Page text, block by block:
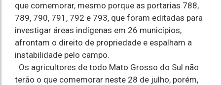
que comemorar, mesmo porque as portarias 788,
789, 790, 791, 792 e 793, que foram editadas para
investigar áreas indígenas em 26 municípios,
afrontam o direito de propriedade e espalham a
instabilidade pelo campo.
Os agricultores de todo Mato Grosso do Sul não
terão o que comemorar neste 28 de julho, porém,